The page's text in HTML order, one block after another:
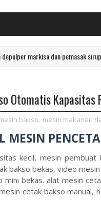
dan pemasak sirup markisa
Otomatis Kapasitas
bakso, mesin makanan
MESIN
kecil, mesin
bakso bekas, video
mini bekas. alat mesin
cetak bakso manual,